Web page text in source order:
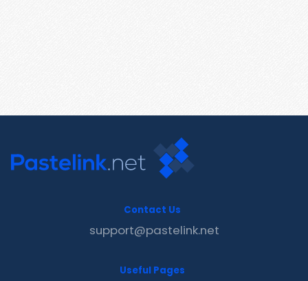
Contact Us
support@pastelink.net
Useful Pages